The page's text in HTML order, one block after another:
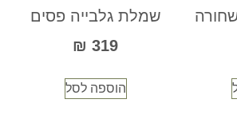
שמלת גלבייה פסים
319
₪
הוספה לסל